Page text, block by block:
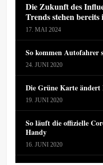
Die Zukunft des
Trends stehen
17. MAI 2024
So kommen Autofahrer
24. JUNI 2020
Die Grüne Karte ändert
19. JUNI 2020
So läuft die offizielle
Handy
16. JUNI 2020